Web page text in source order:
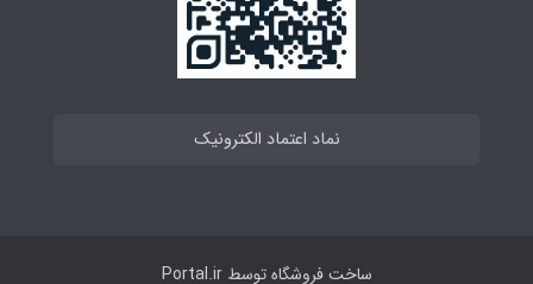
نماد اعتماد الکترونیک
ساخت فروشگاه توسطPortal.ir